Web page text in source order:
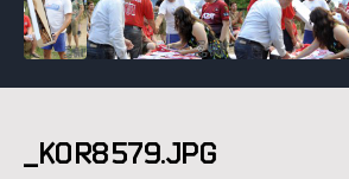
_KOR8579.JPG